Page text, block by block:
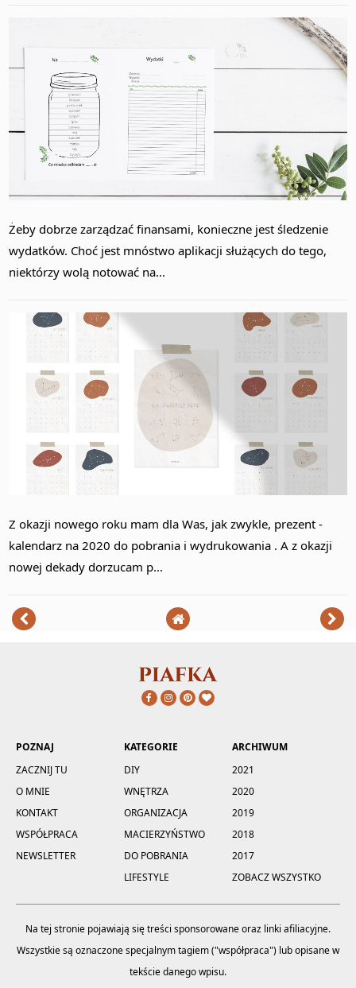
Żeby dobrze zarządzać finansami, konieczne jest śledzenie
wydatków. Choć jest mnóstwo aplikacji służących do tego,
niektórzy wolą notować na...
Z okazji nowego roku mam dla Was, jak zwykle, prezent -
kalendarz na 2020 do pobrania i wydrukowania . A z okazji
nowej dekady dorzucam p...
POZNAJ
ZACZNIJ TU
O MNIE
KONTAKT
WSPÓŁPRACA
NEWSLETTER
KATEGORIE
DIY
WNĘTRZA
ORGANIZACJA
MACIERZYŃSTWO
DO POBRANIA
LIFESTYLE
ARCHIWUM
2021
2020
2019
2018
2017
ZOBACZ WSZYSTKO
Na tej stronie pojawiają się treści sponsorowane oraz linki afiliacyjne.
Wszystkie są oznaczone specjalnym tagiem ("współpraca") lub opisane w
tekście danego wpisu.